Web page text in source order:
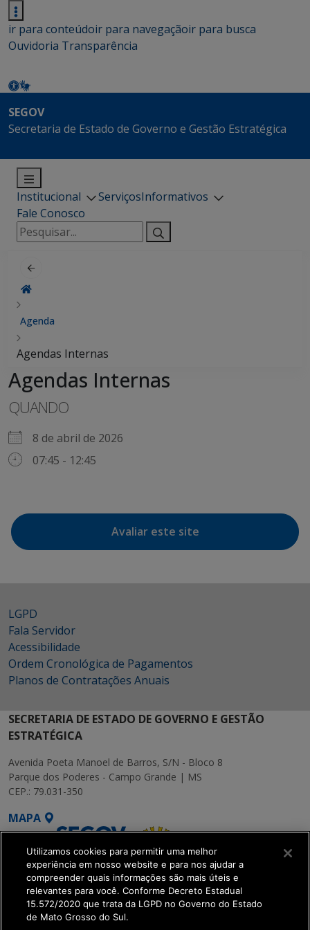
ir para conteúdoir para navegaçãoir para busca
Ouvidoria Transparência
SEGOV
Secretaria de Estado de Governo e Gestão Estratégica
Institucional ServiçosInformativos
Fale Conosco
Pesquisar
por:
Agenda
Agendas Internas
Agendas Internas
QUANDO
8 de abril de 2026
07:45 - 12:45
Avaliar este site
LGPD
Fala Servidor
Acessibilidade
Ordem Cronológica de Pagamentos
Planos de Contratações Anuais
SECRETARIA DE ESTADO DE GOVERNO E GESTÃO
ESTRATÉGICA
Avenida Poeta Manoel de Barros, S/N - Bloco 8
Parque dos Poderes - Campo Grande | MS
CEP.: 79.031-350
MAPA
SETDIG | Secretaria-
Executiva de
Utilizamos cookies para permitir uma melhor
experiência em nosso website e para nos ajudar a
compreender quais informações são mais úteis e
relevantes para você. Conforme Decreto Estadual
15.572/2020 que trata da LGPD no Governo do Estado
de Mato Grosso do Sul.